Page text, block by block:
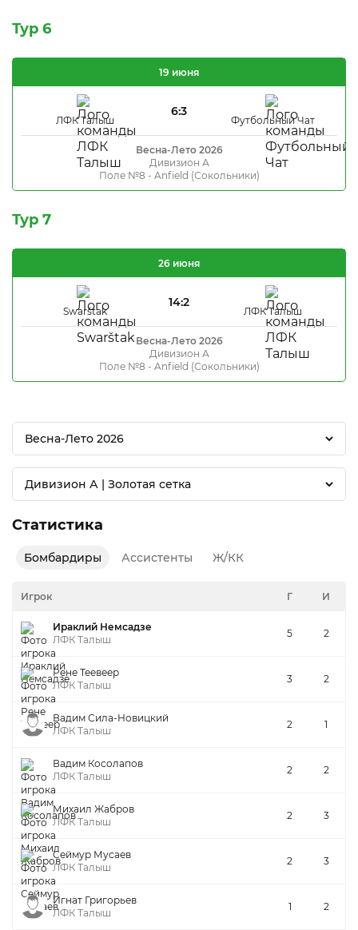
Тур 6
ЛФК Талыш
6:3
Футбольный Чат
19 июня
Весна-Лето 2026
Дивизион А
Поле №8 - Anfield (Сокольники)
Тур 7
Swarštak
14:2
ЛФК Талыш
26 июня
Весна-Лето 2026
Дивизион А
Поле №8 - Anfield (Сокольники)
Весна-Лето 2026
Дивизион А | Золотая сетка
Статистика
Бомбардиры Ассистенты Ж/КК
Игрок Г И
Ираклий Немсадзе
ЛФК Талыш
5 2
Рене Теевеер
ЛФК Талыш
3 2
Вадим Сила-Новицкий
ЛФК Талыш
2 1
Вадим Косолапов
ЛФК Талыш
2 2
Михаил Жабров
ЛФК Талыш
2 3
Сеймур Мусаев
ЛФК Талыш
2 3
Игнат Григорьев
ЛФК Талыш
1 2